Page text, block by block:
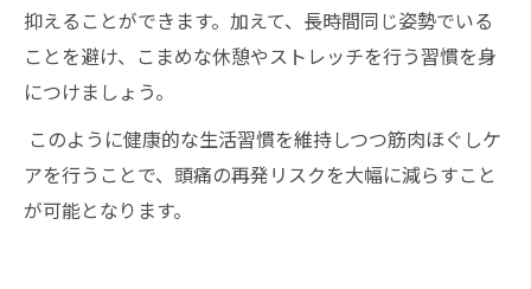
抑えることができます。加えて、長時間同じ姿勢でいる
ことを避け、こまめな休憩やストレッチを行う習慣を身
につけましょう。
このように健康的な生活習慣を維持しつつ筋肉ほぐしケ
アを行うことで、頭痛の再発リスクを大幅に減らすこと
が可能となります。